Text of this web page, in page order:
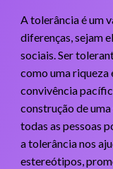
A tolerância é um
diferenças, sejam
sociais. Ser
como uma riqueza
convivência
construção de
todas as pessoas
a tolerância nos
estereótipos,